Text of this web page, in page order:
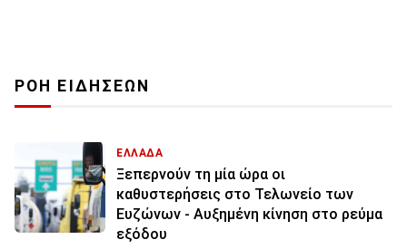
ΡΟΗ ΕΙΔΗΣΕΩΝ
ΕΛΛΑΔΑ
Ξεπερνούν τη μία ώρα οι
καθυστερήσεις στο Τελωνείο των
Ευζώνων - Αυξημένη κίνηση στο ρεύμα
εξόδου